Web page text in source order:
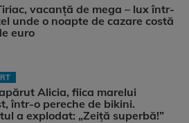
vacanță de mega – lux într-
unde o noapte de cazare costă
euro
Alicia, fiica marelui
într-o pereche de bikini.
a explodat: „Zeiță superbă!”